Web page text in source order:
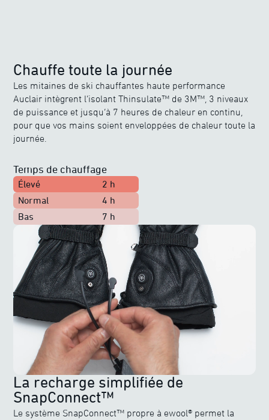
Chauffe toute la journée
Les mitaines de ski chauffantes haute performance
Auclair intègrent l’isolant Thinsulate™ de 3M™, 3 niveaux
de puissance et jusqu’à 7 heures de chaleur en continu,
pour que vos mains soient enveloppées de chaleur toute la
journée.
Temps de chauffage
Élevé
2 h
Normal
4 h
Bas
7 h
La recharge simplifiée de
SnapConnect™
Le système SnapConnect™ propre à ewool® permet la